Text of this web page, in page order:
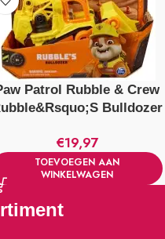
Patrol Rubble & Crew
Bulldozer
€19,97
TOEVOEGEN AAN
WINKELWAGEN